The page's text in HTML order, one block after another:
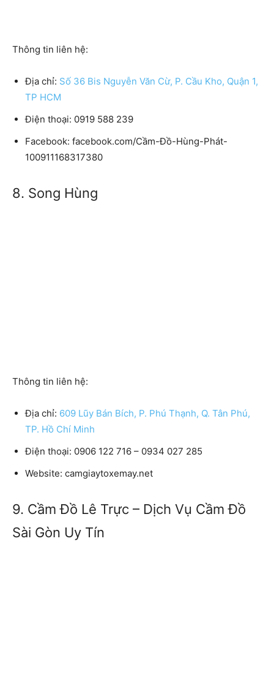
Thông tin liên hệ:
Địa chỉ: Số 36 Bis Nguyễn Văn Cừ, P. Cầu Kho, Quận 1,
TP HCM
Điện thoại: 0919 588 239
Facebook: facebook.com/Cầm-Đồ-Hùng-Phát-
100911168317380
8. Song Hùng
Thông tin liên hệ:
Địa chỉ: 609 Lũy Bán Bích, P. Phú Thạnh, Q. Tân Phú,
TP. Hồ Chí Minh
Điện thoại: 0906 122 716 – 0934 027 285
Website: camgiaytoxemay.net
9. Cầm Đồ Lê Trực – Dịch Vụ Cầm Đồ
Sài Gòn Uy Tín